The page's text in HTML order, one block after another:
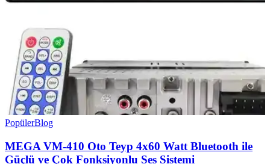
PopülerBlog
MEGA VM-410 Oto Teyp 4x60 Watt Bluetooth ile
Güçlü ve Çok Fonksiyonlu Ses Sistemi